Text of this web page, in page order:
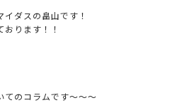
ダスの畠山です！
ります！！
てのコラムです～～～